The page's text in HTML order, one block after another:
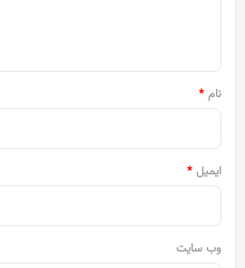
نام *
ایمیل *
وب‌ سایت